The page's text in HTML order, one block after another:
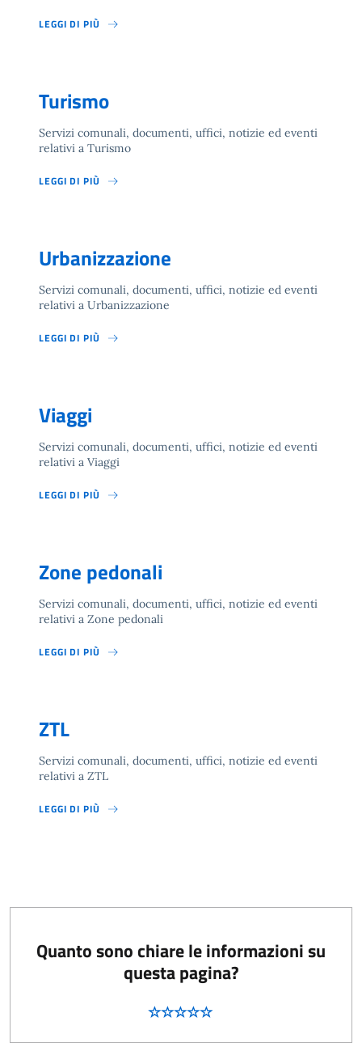
LEGGI DI PIÙ
Turismo
Servizi comunali, documenti, uffici, notizie ed eventi
relativi a Turismo
LEGGI DI PIÙ
Urbanizzazione
Servizi comunali, documenti, uffici, notizie ed eventi
relativi a Urbanizzazione
LEGGI DI PIÙ
Viaggi
Servizi comunali, documenti, uffici, notizie ed eventi
relativi a Viaggi
LEGGI DI PIÙ
Zone pedonali
Servizi comunali, documenti, uffici, notizie ed eventi
relativi a Zone pedonali
LEGGI DI PIÙ
ZTL
Servizi comunali, documenti, uffici, notizie ed eventi
relativi a ZTL
LEGGI DI PIÙ
Quanto sono chiare le informazioni su
questa pagina?